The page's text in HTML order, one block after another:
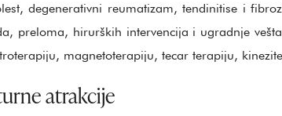
degenerativni reumatizam, tendinitise i
preloma, hirurških intervencija i ugradnje
magnetoterapiju, tecar terapiju,
atrakcije